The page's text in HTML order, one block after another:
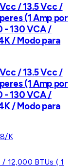
/ 13.5 Vcc /
(1 Amp por
- 130 VCA /
/ Modo para
/ 13.5 Vcc /
(1 Amp por
- 130 VCA /
/ Modo para
K